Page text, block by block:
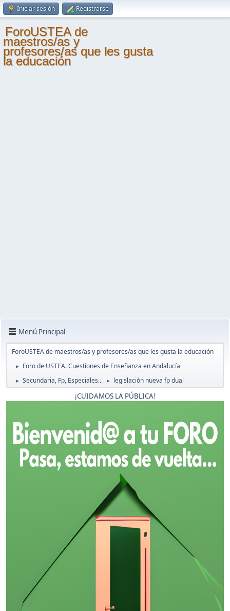
Iniciar sesión Registrarse
ForoUSTEA de
maestros/as y
profesores/as que les gusta
la educación
Menú Principal
ForoUSTEA de maestros/as y profesores/as que les gusta la educación
► Foro de USTEA. Cuestiones de Enseñanza en Andalucía
► Secundaria, Fp, Especiales... ► legislación nueva fp dual
¡CUIDAMOS LA PÚBLICA!